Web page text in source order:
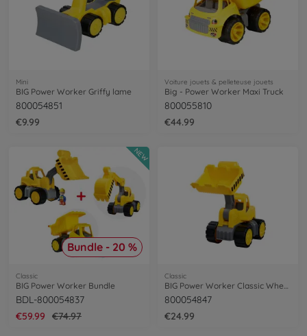
Mini
BIG Power Worker Griffy lame
800054851
€9.99
Voiture jouets & pelleteuse jouets
Big - Power Worker Maxi Truck
800055810
€44.99
Bundle - 20 %
Classic
BIG Power Worker Bundle
BDL-800054837
€59.99
€74.97
NEW
Classic
800054847
€24.99